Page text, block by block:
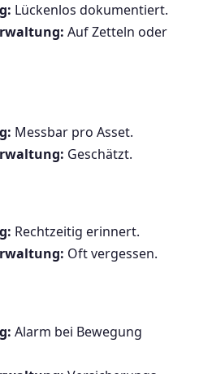
Lückenlos dokumentiert.
Auf Zetteln oder
Messbar pro Asset.
Geschätzt.
Rechtzeitig erinnert.
Oft vergessen.
Alarm bei Bewegung